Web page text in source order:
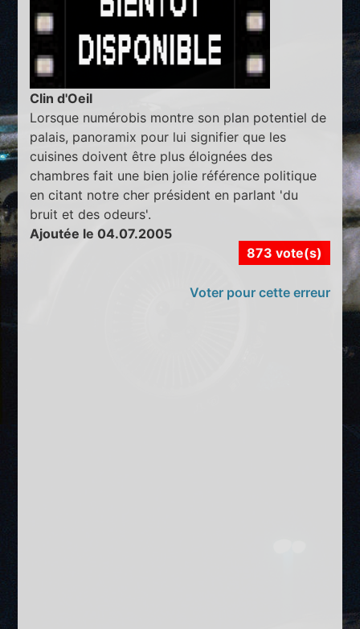
Clin d'Oeil
Lorsque numérobis montre son plan potentiel de
palais, panoramix pour lui signifier que les
cuisines doivent être plus éloignées des
chambres fait une bien jolie référence politique
en citant notre cher président en parlant 'du
bruit et des odeurs'.
Ajoutée le 04.07.2005
873 vote(s)
Voter pour cette erreur